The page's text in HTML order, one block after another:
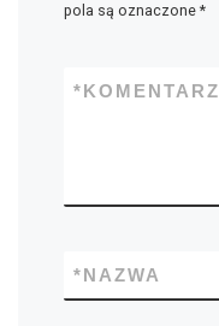
pola są oznaczone *
KOMENTARZ
*
NAZWA
*